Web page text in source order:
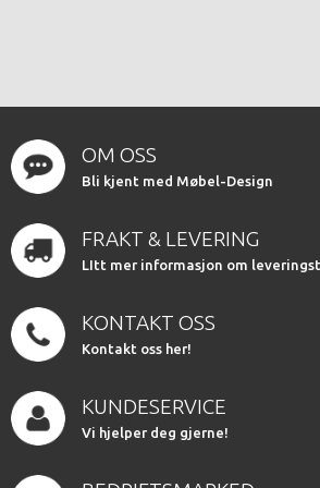
OM OSS
Bli kjent med Møbel-Design
FRAKT & LEVERING
LItt mer informasjon om
KONTAKT OSS
Kontakt oss her!
KUNDESERVICE
Vi hjelper deg gjerne!